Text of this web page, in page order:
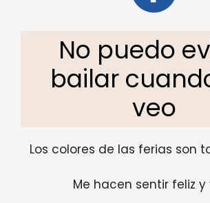
No puedo
bailar
veo
Los colores de las ferias son
Me hacen sentir feliz y